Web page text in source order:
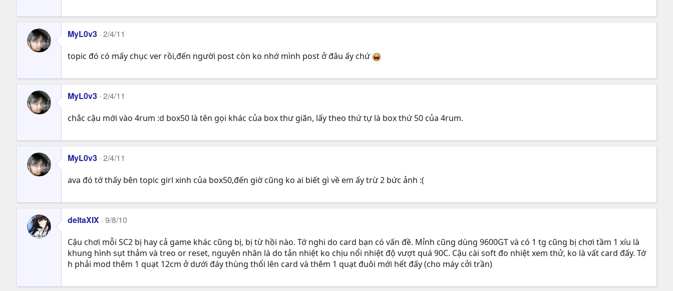
MyL0v3 2/4/11
topic đó có mấy chục ver rồi,đến người post còn ko nhớ mình post ở đâu ấy chứ
MyL0v3 2/4/11
chắc cậu mới vào 4rum :d box50 là tên gọi khác của box thư giãn, lấy theo thứ tự là box thứ 50 của 4rum.
MyL0v3 2/4/11
ava đó tớ thấy bên topic girl xinh của box50,đến giờ cũng ko ai biết gì về em ấy trừ 2 bức ảnh :(
deltaXIX 9/8/10
Cậu chơi mỗi SC2 bị hay cả game khác cũng bị, bị từ hồi nào. Tớ nghi do card bạn có vấn đề. Mỉnh cũng dùng 9600GT và có 1 tg cũng bị chơi tầm 1 xíu là
khung hình sụt thảm và treo or reset, nguyên nhân là do tản nhiệt ko chịu nổi nhiệt độ vượt quá 90C. Cậu cài soft đo nhiệt xem thử, ko là vất card đấy. Tớ
h phải mod thêm 1 quạt 12cm ở dưới đáy thùng thổi lên card và thêm 1 quạt đuôi mới hết đấy (cho máy cởi trần)